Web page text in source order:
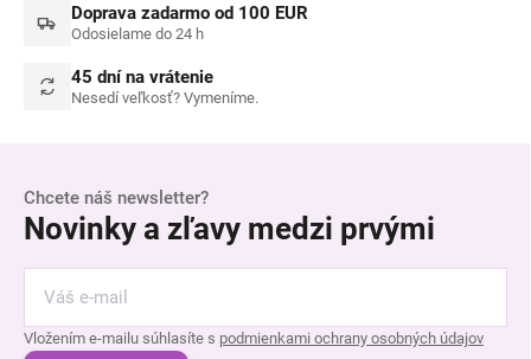
Doprava zadarmo od 100 EUR
Odosielame do 24 h
45 dní na vrátenie
Nesedí veľkosť? Vymeníme.
Chcete náš newsletter?
Novinky a zľavy medzi prvými
Vložením e-mailu súhlasíte s podmienkami ochrany osobných údajov